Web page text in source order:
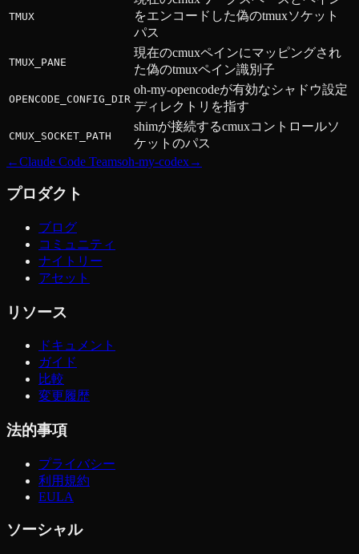
TMUX
をエンコードした偽のtmuxソケット
パス
TMUX_PANE
現在のcmuxペインにマッピングされ
た偽のtmuxペイン識別子
OPENCODE_CONFIG_DIR
oh-my-opencodeが有効なシャドウ設定
ディレクトリを指す
CMUX_SOCKET_PATH
shimが接続するcmuxコントロールソ
ケットのパス
←Claude Code Teamsoh-my-codex→
プロダクト
ブログ
コミュニティ
ナイトリー
アセット
リソース
ドキュメント
ガイド
比較
変更履歴
法的事項
プライバシー
利用規約
EULA
ソーシャル